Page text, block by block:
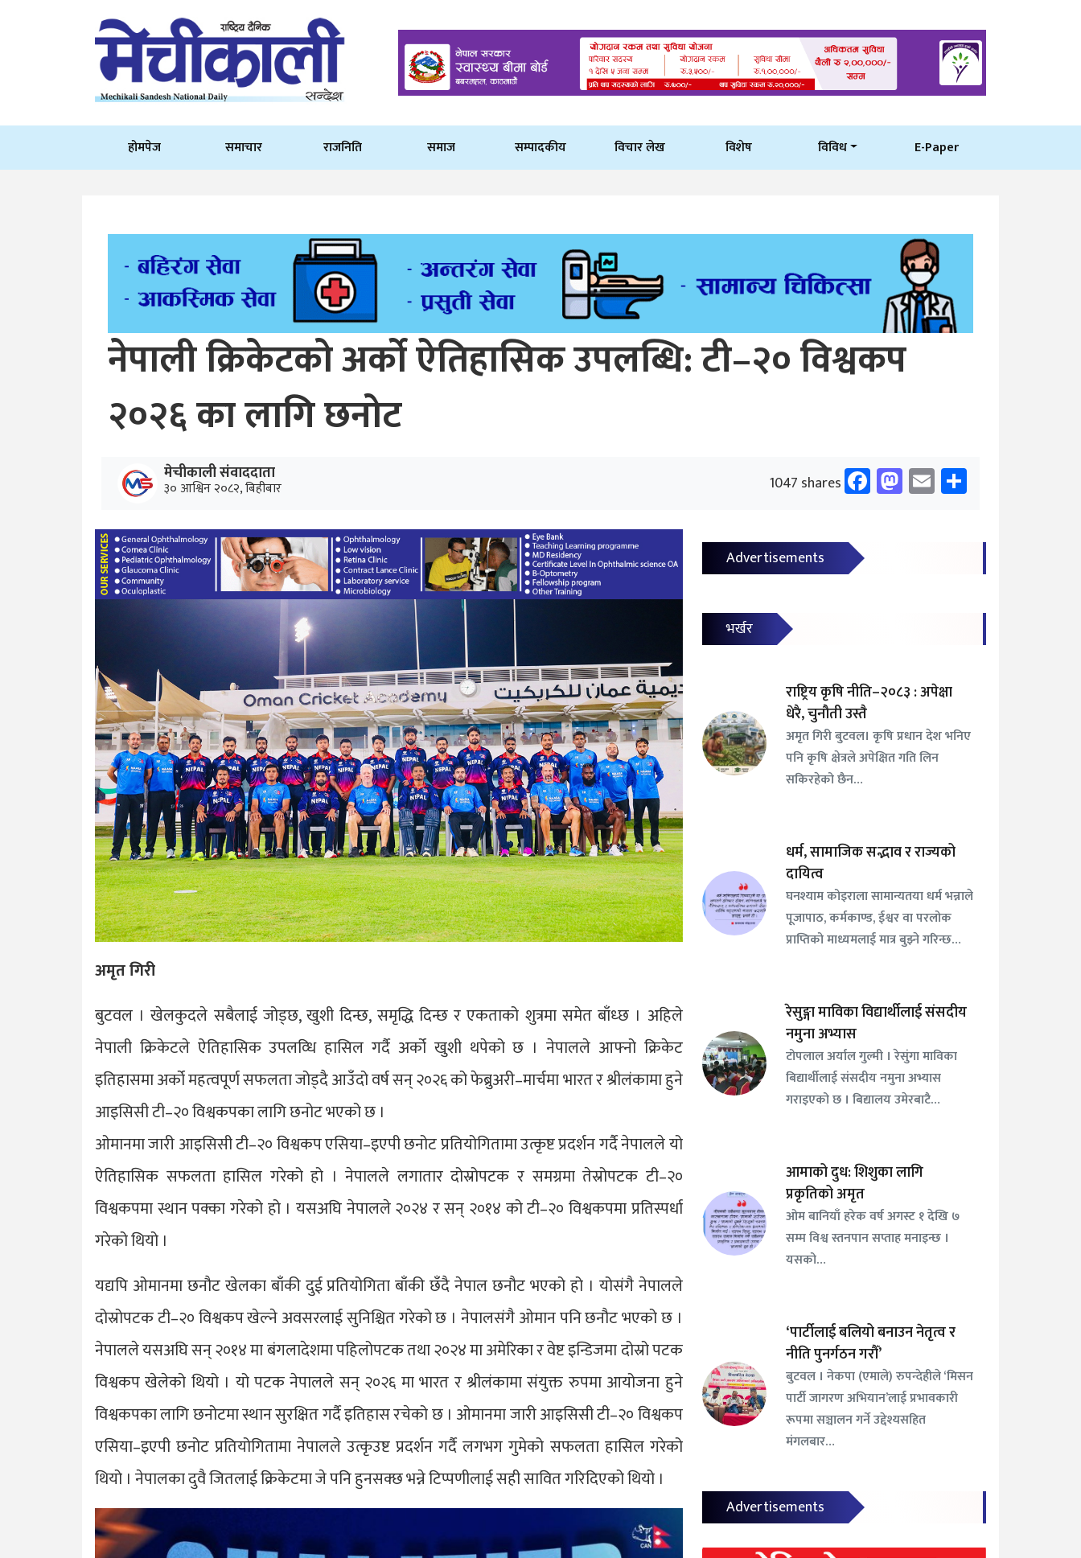
होमपेज समाचार राजनिति समाज सम्पादकीय विचार लेख विशेष विविध E-Paper
नेपाली क्रिकेटको अर्को ऐतिहासिक उपलब्धि: टी–२० विश्वकप
२०२६ का लागि छनोट
मेचीकाली संवाददाता
३० आश्विन २०८२, बिहीबार 1047 shares Facebook
Mastodon
Email
अमृत गिरी
बुटवल । खेलकुदले सबैलाई जोड्छ, खुशी दिन्छ, समृद्धि दिन्छ र एकताको शुत्रमा समेत बाँध्छ । अहिले
नेपाली क्रिकेटले ऐतिहासिक उपलव्धि हासिल गर्दै अर्को खुशी थपेको छ । नेपालले आफ्नो क्रिकेट
इतिहासमा अर्को महत्वपूर्ण सफलता जोड्दै आउँदो वर्ष सन् २०२६ को फेब्रुअरी–मार्चमा भारत र श्रीलंकामा हुने
आइसिसी टी–२० विश्वकपका लागि छनोट भएको छ ।
ओमानमा जारी आइसिसी टी–२० विश्वकप एसिया–इएपी छनोट प्रतियोगितामा उत्कृष्ट प्रदर्शन गर्दै नेपालले यो
ऐतिहासिक सफलता हासिल गरेको हो । नेपालले लगातार दोस्रोपटक र समग्रमा तेस्रोपटक टी–२०
विश्वकपमा स्थान पक्का गरेको हो । यसअघि नेपालले २०२४ र सन् २०१४ को टी–२० विश्वकपमा प्रतिस्पर्धा
गरेको थियो ।
यद्यपि ओमानमा छनौट खेलका बाँकी दुई प्रतियोगिता बाँकी छँदै नेपाल छनौट भएको हो । योसंगै नेपालले
दोस्रोपटक टी–२० विश्वकप खेल्ने अवसरलाई सुनिश्चित गरेको छ । नेपालसंगै ओमान पनि छनौट भएको छ ।
नेपालले यसअघि सन् २०१४ मा बंगलादेशमा पहिलोपटक तथा २०२४ मा अमेरिका र वेष्ट इन्डिजमा दोस्रो पटक
विश्वकप खेलेको थियो । यो पटक नेपालले सन् २०२६ मा भारत र श्रीलंकामा संयुक्त रुपमा आयोजना हुने
विश्वकपका लागि छनोटमा स्थान सुरक्षित गर्दै इतिहास रचेको छ । ओमानमा जारी आइसिसी टी–२० विश्वकप
एसिया–इएपी छनोट प्रतियोगितामा नेपालले उत्कृउष्ट प्रदर्शन गर्दै लगभग गुमेको सफलता हासिल गरेको
थियो । नेपालका दुवै जितलाई क्रिकेटमा जे पनि हुनसक्छ भन्ने टिप्पणीलाई सही सावित गरिदिएको थियो ।
Advertisements
भर्खर
राष्ट्रिय कृषि नीति–२०८३ : अपेक्षा
धेरै, चुनौती उस्तै
अमृत गिरी बुटवल। कृषि प्रधान देश भनिए
पनि कृषि क्षेत्रले अपेक्षित गति लिन
सकिरहेको छैन…
धर्म, सामाजिक सद्भाव र राज्यको
दायित्व
घनश्याम कोइराला सामान्यतया धर्म भन्नाले
पूजापाठ, कर्मकाण्ड, ईश्वर वा परलोक
प्राप्तिको माध्यमलाई मात्र बुझ्ने गरिन्छ…
रेसुङ्गा माविका विद्यार्थीलाई संसदीय
नमुना अभ्यास
टोपलाल अर्याल गुल्मी । रेसुंगा माविका
बिद्यार्थीलाई संसदीय नमुना अभ्यास
गराइएको छ । बिद्यालय उमेरबाटै…
आमाको दुध: शिशुका लागि
प्रकृतिको अमृत
ओम बानियाँ हरेक वर्ष अगस्ट १ देखि ७
सम्म विश्व स्तनपान सप्ताह मनाइन्छ ।
यसको…
‘पार्टीलाई बलियो बनाउन नेतृत्व र
नीति पुनर्गठन गरौँ’
बुटवल । नेकपा (एमाले) रुपन्देहीले ‘मिसन
पार्टी जागरण अभियान’लाई प्रभावकारी
रूपमा सञ्चालन गर्ने उद्देश्यसहित
मंगलबार…
Advertisements